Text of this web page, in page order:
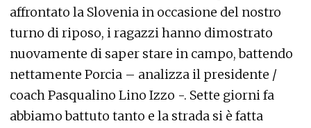
affrontato la Slovenia in occasione del nostro
turno di riposo, i ragazzi hanno dimostrato
nuovamente di saper stare in campo, battendo
nettamente Porcia – analizza il presidente /
coach Pasqualino Lino Izzo -. Sette giorni fa
abbiamo battuto tanto e la strada si è fatta